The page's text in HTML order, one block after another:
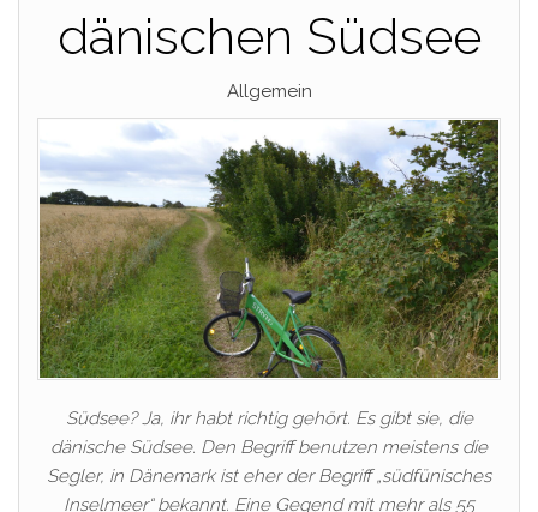
dänischen Südsee
Allgemein
Südsee? Ja, ihr habt richtig gehört. Es gibt sie, die
dänische Südsee. Den Begriff benutzen meistens die
Segler, in Dänemark ist eher der Begriff „südfünisches
Inselmeer“ bekannt. Eine Gegend mit mehr als 55